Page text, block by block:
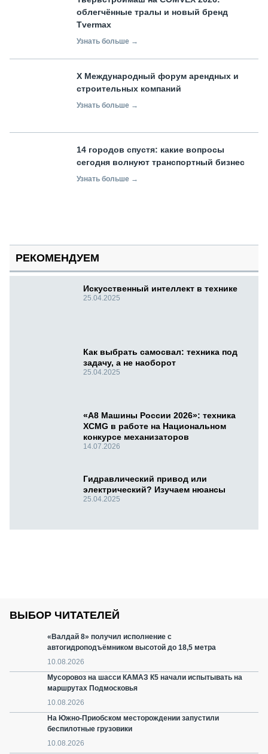
облегчённые тралы и новый бренд
Tvermax
Узнать больше →
X Международный форум арендных и
строительных компаний
Узнать больше →
14 городов спустя: какие вопросы
сегодня волнуют транспортный бизнес
Узнать больше →
РЕКОМЕНДУЕМ
Искусственный интеллект в технике
25.04.2025
Как выбрать самосвал: техника под
задачу, а не наоборот
25.04.2025
«А8 Машины России 2026»: техника
XCMG в работе на Национальном
конкурсе механизаторов
14.07.2026
Гидравлический привод или
электрический? Изучаем нюансы
25.04.2025
ВЫБОР ЧИТАТЕЛЕЙ
«Валдай 8» получил исполнение с
автогидроподъёмником высотой до 18,5 метра
10.08.2026
Мусоровоз на шасси КАМАЗ К5 начали испытывать на
маршрутах Подмосковья
10.08.2026
На Южно-Приобском месторождении запустили
беспилотные грузовики
10.08.2026